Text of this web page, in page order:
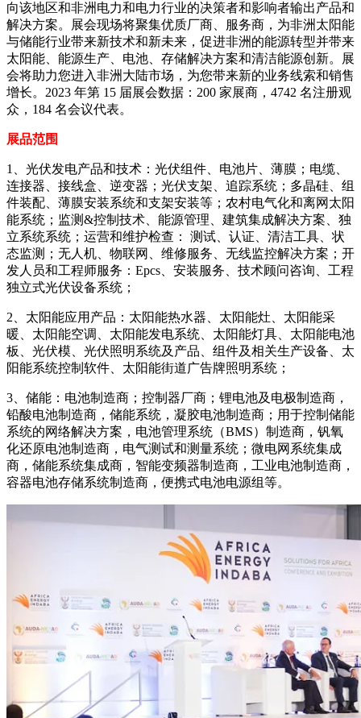
向该地区和非洲电力和电力行业的决策者和影响者输出产品和
解决方案。展会现场将聚集优质厂商、服务商，为非洲太阳能
与储能行业带来新技术和新未来，促进非洲的能源转型并带来
太阳能、能源生产、电池、存储解决方案和清洁能源创新。展
会将助力您进入非洲大陆市场，为您带来新的业务线索和销售
增长。2023 年第 15 届展会数据：200 家展商，4742 名注册观
众，184 名会议代表。
展品范围
1、光伏发电产品和技术：光伏组件、电池片、薄膜；电缆、
连接器、接线盒、逆变器；光伏支架、追踪系统；多晶硅、组
件装配、薄膜安装系统和支架安装等；农村电气化和离网太阳
能系统；监测&控制技术、能源管理、建筑集成解决方案、独
立系统系统；运营和维护检查： 测试、认证、清洁工具、状
态监测；无人机、物联网、维修服务、无线监控解决方案；开
发人员和工程师服务：Epcs、安装服务、技术顾问咨询、工程
独立式光伏设备系统；
2、太阳能应用产品：太阳能热水器、太阳能灶、太阳能采
暖、太阳能空调、太阳能发电系统、太阳能灯具、太阳能电池
板、光伏模、光伏照明系统及产品、组件及相关生产设备、太
阳能系统控制软件、太阳能街道广告牌照明系统；
3、储能：电池制造商；控制器厂商；锂电池及电极制造商，
铅酸电池制造商，储能系统，凝胶电池制造商；用于控制储能
系统的网络解决方案，电池管理系统（BMS）制造商，钒氧
化还原电池制造商，电气测试和测量系统；微电网系统集成
商，储能系统集成商，智能变频器制造商，工业电池制造商，
容器电池存储系统制造商，便携式电池电源组等。